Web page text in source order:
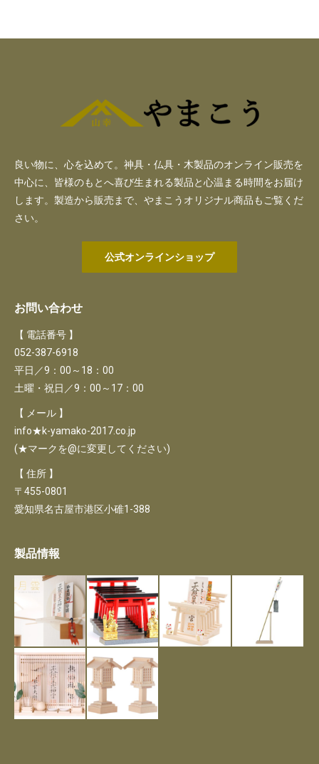
良い物に、心を込めて。神具・仏具・木製品のオンライン販売を
中心に、皆様のもとへ喜び生まれる製品と心温まる時間をお届け
します。製造から販売まで、やまこうオリジナル商品もご覧くだ
さい。
公式オンラインショップ
お問い合わせ
【 電話番号 】
052-387-6918
平日／9：00～18：00
土曜・祝日／9：00～17：00
【 メール 】
info★k-yamako-2017.co.jp
(★マークを@に変更してください)
【 住所 】
〒455-0801
愛知県名古屋市港区小碓1-388
製品情報